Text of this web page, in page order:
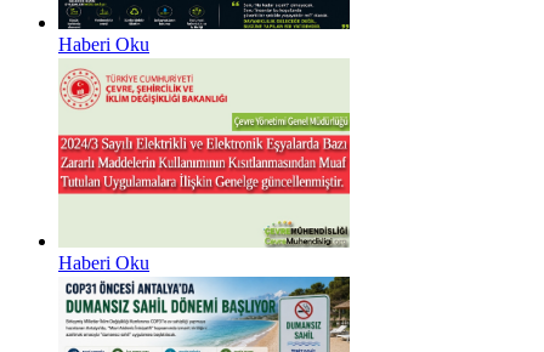
Haberi Oku
Haberi Oku